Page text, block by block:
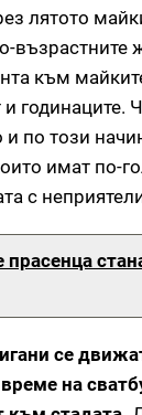
лятото
възрастните
към
годинаците.
по този
имат по-
с
прасенца
се
на